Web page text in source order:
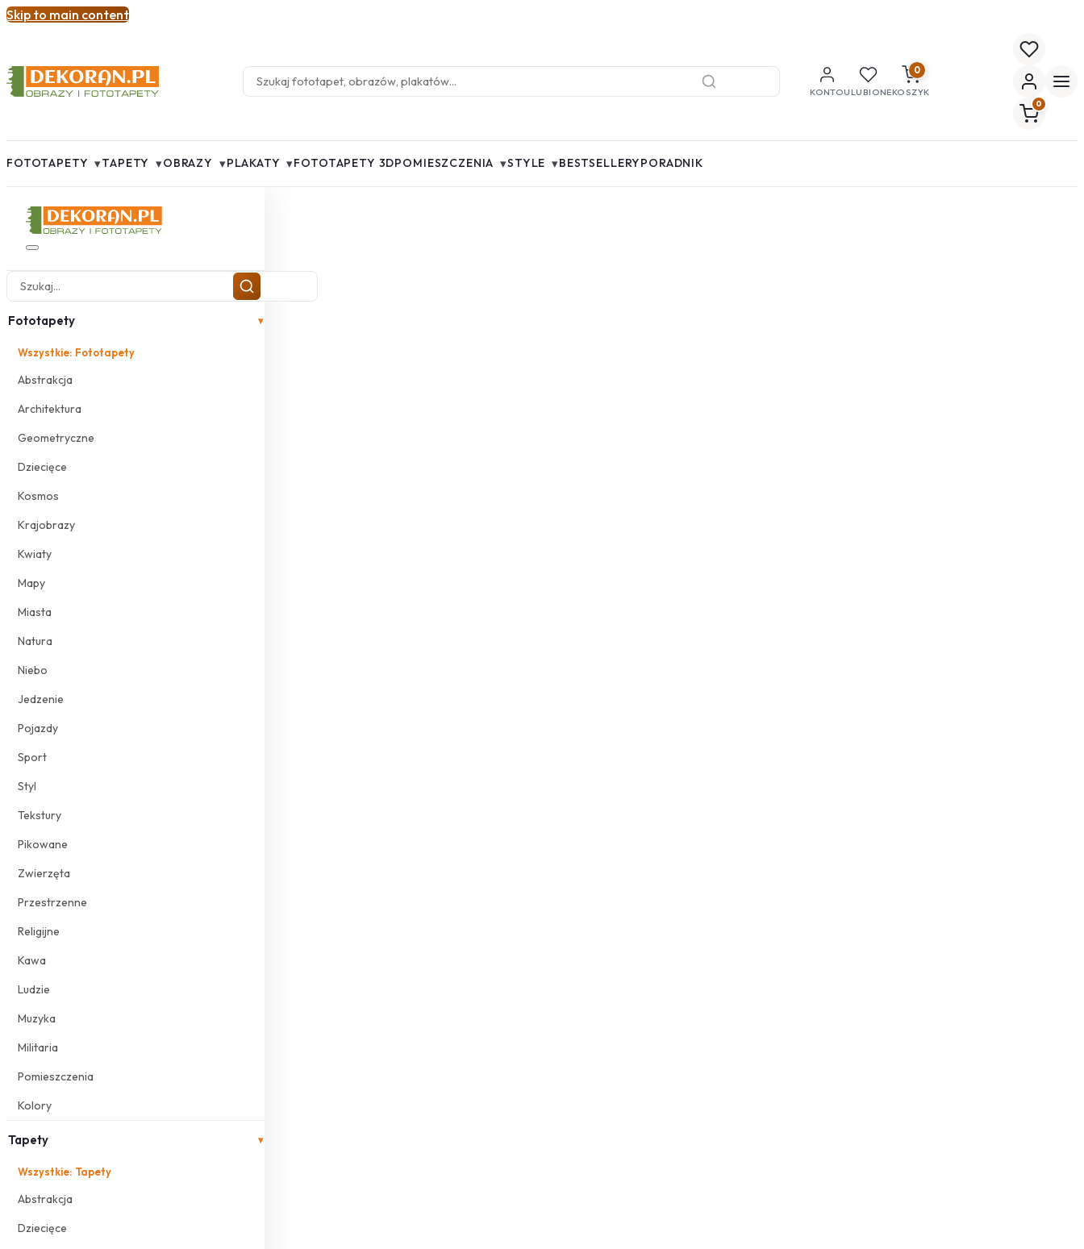
Skip to main content
KONTOULUBIONE
0
KOSZYK
0
FOTOTAPETY ▾TAPETY ▾OBRAZY ▾PLAKATY ▾FOTOTAPETY 3DPOMIESZCZENIA ▾STYLE ▾BESTSELLERYPORADNIK
Fototapety ▾
Wszystkie: Fototapety
Abstrakcja
Architektura
Geometryczne
Dziecięce
Kosmos
Krajobrazy
Kwiaty
Mapy
Miasta
Natura
Niebo
Jedzenie
Pojazdy
Sport
Styl
Tekstury
Pikowane
Zwierzęta
Przestrzenne
Religijne
Kawa
Ludzie
Muzyka
Militaria
Pomieszczenia
Kolory
Tapety ▾
Wszystkie: Tapety
Abstrakcja
Dziecięce